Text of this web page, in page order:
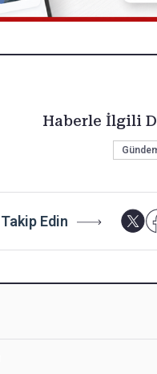
Haberle İlgili
Edin